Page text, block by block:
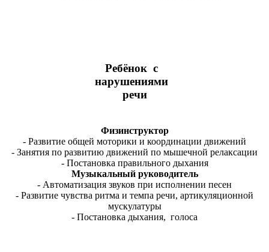
Ребёнок с
нарушениями
речи
Физинструктор
- Развитие общей моторики и координации движений
- Занятия по развитию движений по мышечной релаксации
- Постановка правильного дыхания
Музыкальный руководитель
- Автоматизация звуков при исполнении песен
- Развитие чувства ритма и темпа речи, артикуляционной
мускулатуры
- Постановка дыхания, голоса